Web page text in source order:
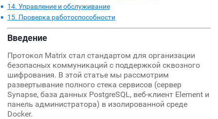
14. Управление и обслуживание
15. Проверка работоспособности
Введение
Протокол Matrix стал стандартом для организации
безопасных коммуникаций с поддержкой сквозного
шифрования. В этой статье мы рассмотрим
развертывание полного стека сервисов (сервер
Synapse, база данных PostgreSQL, веб-клиент Element и
панель администратора) в изолированной среде
Docker.